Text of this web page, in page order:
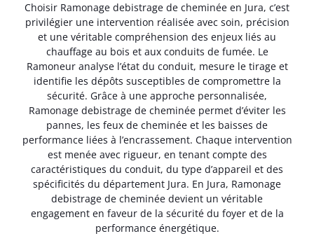
Choisir Ramonage debistrage de cheminée en Jura, c’est
privilégier une intervention réalisée avec soin, précision
et une véritable compréhension des enjeux liés au
chauffage au bois et aux conduits de fumée. Le
Ramoneur analyse l’état du conduit, mesure le tirage et
identifie les dépôts susceptibles de compromettre la
sécurité. Grâce à une approche personnalisée,
Ramonage debistrage de cheminée permet d’éviter les
pannes, les feux de cheminée et les baisses de
performance liées à l’encrassement. Chaque intervention
est menée avec rigueur, en tenant compte des
caractéristiques du conduit, du type d’appareil et des
spécificités du département Jura. En Jura, Ramonage
debistrage de cheminée devient un véritable
engagement en faveur de la sécurité du foyer et de la
performance énergétique.